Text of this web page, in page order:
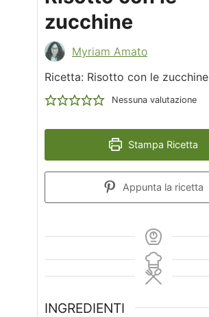
zucchine
Myriam Amato
Ricetta: Risotto con le zucchine
Nessuna valutazione
Stampa Ricetta
Appunta la ricetta
INGREDIENTI